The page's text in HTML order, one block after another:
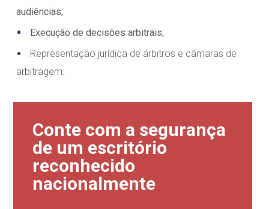
audiências;
Execução de decisões arbitrais;
Representação jurídica de árbitros e câmaras de
arbitragem.
Conte com a segurança
de um escritório
reconhecido
nacionalmente